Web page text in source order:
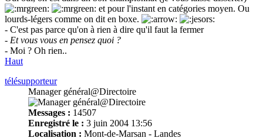
et pour l'instant en catégories moyen. Ou
lourds-légers comme on dit en boxe.
- C'est pas parce qu'on à rien à dire qu'il faut la fermer
- Et vous vous en pensez quoi ?
- Moi ? Oh rien..
Haut
télésupporteur
Manager général@Directoire
Messages : 14507
Enregistré le : 3 juin 2004 13:56
Localisation : Mont-de-Marsan - Landes